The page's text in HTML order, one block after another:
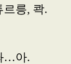
텩, 튜르
, 텩,